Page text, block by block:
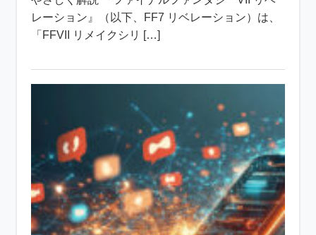
レーション』（以下、FF7 リベレーション）は、
「FFVII リメイクシリ […]